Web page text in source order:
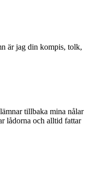
är jag din kompis, tolk,
tillbaka mina nålar
lådorna och alltid fattar